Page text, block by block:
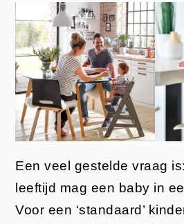
Een veel gestelde vraag
leeftijd mag een baby in
Voor een ‘standaard’